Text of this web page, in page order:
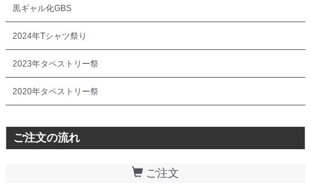
黒ギャル化GBS
2024年Tシャツ祭り
2023年タペストリー祭
2020年タペストリー祭
ご注文の流れ
ご注文